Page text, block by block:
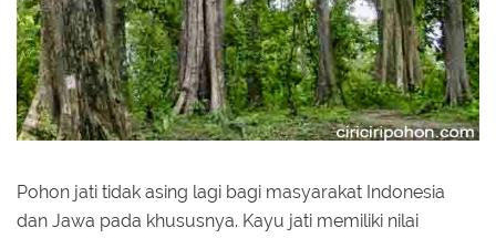
Pohon jati tidak asing lagi bagi masyarakat Indonesia
dan Jawa pada khususnya. Kayu jati memiliki nilai